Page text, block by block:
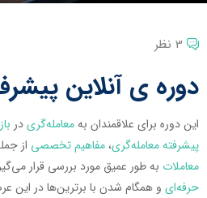
3 نظر
دوره ی آنلاین
این دوره برای علاقمندان بهمعامله‌گریدر
پیشرفته معامله‌گری، مفاهیم تخصصی از
معاملات به طور عمیق مورد بررسی قرار
حرفه‌ای و همگام شدن با برترین‌ها در این